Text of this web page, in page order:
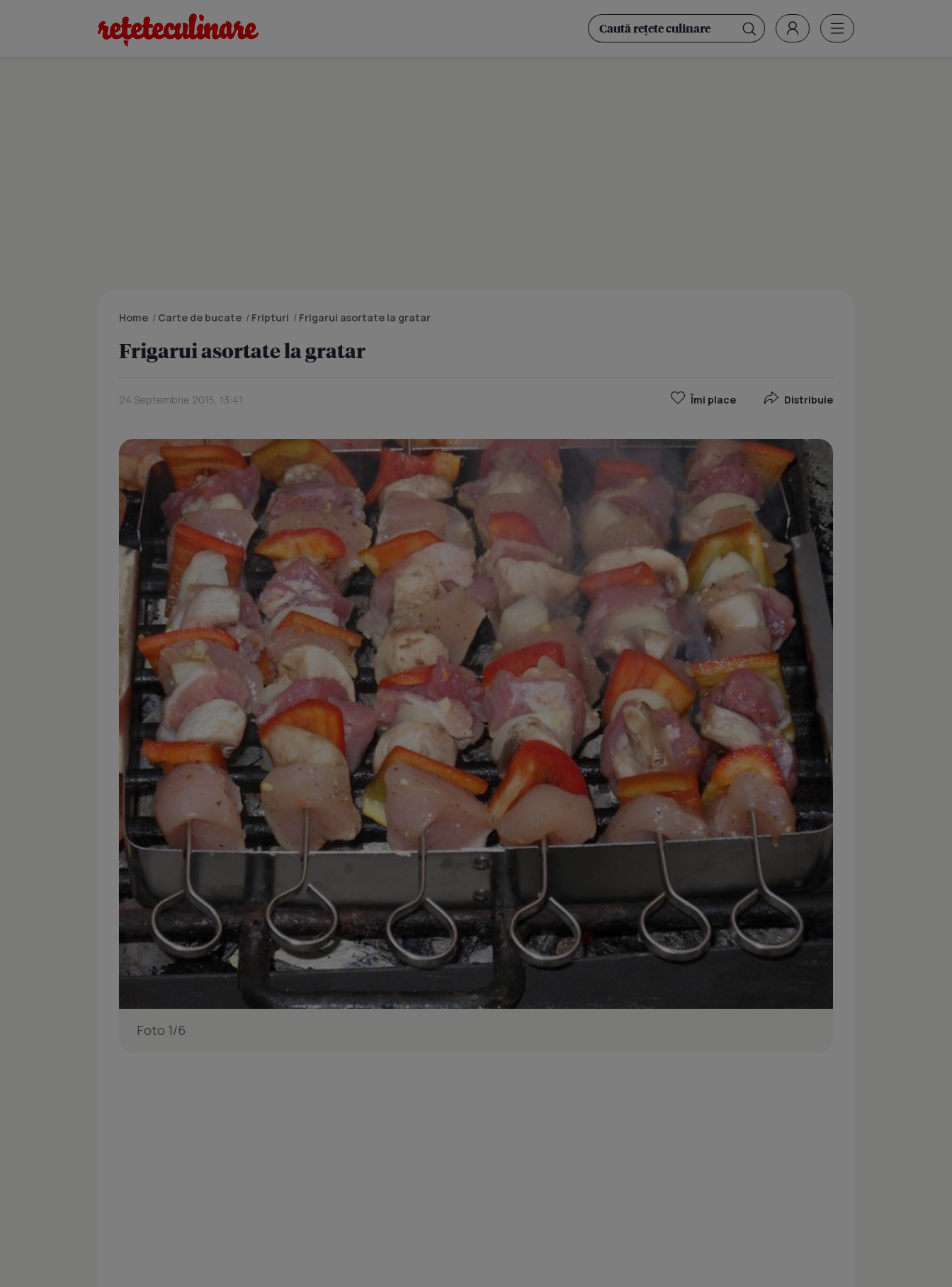
Home / Carte de bucate / Fripturi / Frigarui asortate la gratar
Frigarui asortate la gratar
24 Septembrie 2015, 13:41 Îmi place Distribuie
Foto 1/6